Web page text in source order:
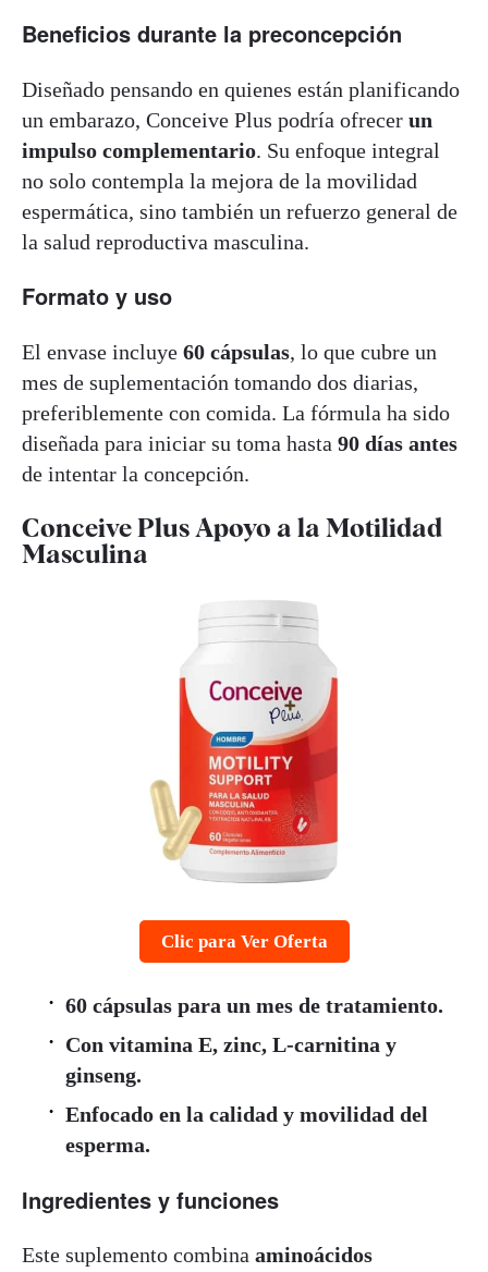
Beneficios durante la preconcepción
Diseñado pensando en quienes están planificando
un embarazo, Conceive Plus podría ofrecer un
impulso complementario. Su enfoque integral
no solo contempla la mejora de la movilidad
espermática, sino también un refuerzo general de
la salud reproductiva masculina.
Formato y uso
El envase incluye 60 cápsulas, lo que cubre un
mes de suplementación tomando dos diarias,
preferiblemente con comida. La fórmula ha sido
diseñada para iniciar su toma hasta 90 días antes
de intentar la concepción.
Conceive Plus Apoyo a la Motilidad
Masculina
Clic para Ver Oferta
60 cápsulas para un mes de tratamiento.
Con vitamina E, zinc, L-carnitina y
ginseng.
Enfocado en la calidad y movilidad del
esperma.
Ingredientes y funciones
Este suplemento combina aminoácidos